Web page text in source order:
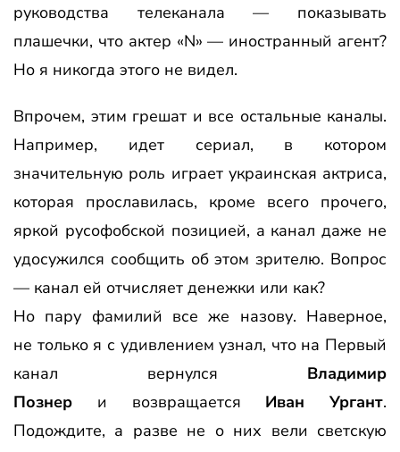
руководства телеканала — показывать
плашечки, что актер «N» — иностранный агент?
Но я никогда этого не видел.
Впрочем, этим грешат и все остальные каналы.
Например, идет сериал, в котором
значительную роль играет украинская актриса,
которая прославилась, кроме всего прочего,
яркой русофобской позицией, а канал даже не
удосужился сообщить об этом зрителю. Вопрос
— канал ей отчисляет денежки или как?
Но пару фамилий все же назову. Наверное,
не только я с удивлением узнал, что на Первый
канал вернулся Владимир
Познер и возвращается Иван Ургант.
Подождите, а разве не о них вели светскую